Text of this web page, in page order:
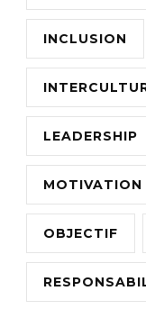
INCLUSION
LEADERSHIP
MOTIVATION
OBJECTIF